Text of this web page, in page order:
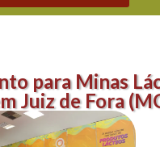
para Minas
Juiz de Fora